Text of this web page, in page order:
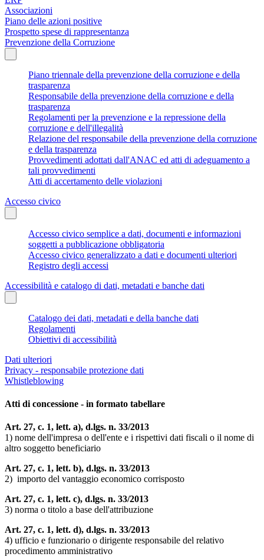
Associazioni
Piano delle azioni positive
Prospetto spese di rappresentanza
Prevenzione della Corruzione
Piano triennale della prevenzione della corruzione e della
trasparenza
Responsabile della prevenzione della corruzione e della
trasparenza
Regolamenti per la prevenzione e la repressione della
corruzione e dell'illegalità
Relazione del responsabile della prevenzione della corruzione
e della trasparenza
Provvedimenti adottati dall'ANAC ed atti di adeguamento a
tali provvedimenti
Atti di accertamento delle violazioni
Accesso civico
Accesso civico semplice a dati, documenti e informazioni
soggetti a pubblicazione obbligatoria
Accesso civico generalizzato a dati e documenti ulteriori
Registro degli accessi
Accessibilità e catalogo di dati, metadati e banche dati
Catalogo dei dati, metadati e della banche dati
Regolamenti
Obiettivi di accessibilità
Dati ulteriori
Privacy - responsabile protezione dati
Whistleblowing
Atti di concessione - in formato tabellare
Art. 27, c. 1, lett. a), d.lgs. n. 33/2013
1) nome dell'impresa o dell'ente e i rispettivi dati fiscali o il nome di
altro soggetto beneficiario
Art. 27, c. 1, lett. b), d.lgs. n. 33/2013
2) importo del vantaggio economico corrisposto
Art. 27, c. 1, lett. c), d.lgs. n. 33/2013
3) norma o titolo a base dell'attribuzione
Art. 27, c. 1, lett. d), d.lgs. n. 33/2013
4) ufficio e funzionario o dirigente responsabile del relativo
procedimento amministrativo